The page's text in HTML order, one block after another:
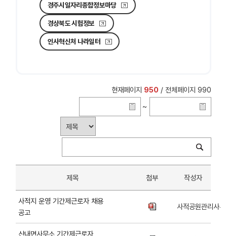
경주시일자리종합정보마당
경상북도 시험정보
인사혁신처 나라일터
현재페이지 950 / 전체페이지 990
~
제목 첨부 작성자
사적지 운영 기간제근로자 채용
공고
사적공원관리사무
산내면사무소 기간제근로자